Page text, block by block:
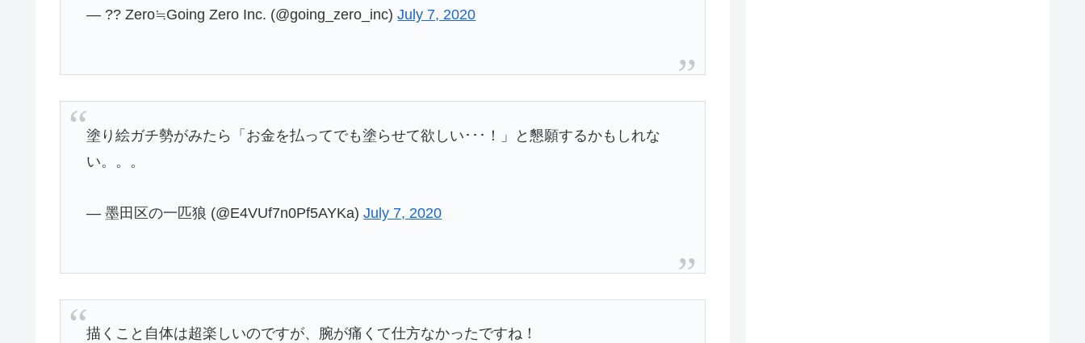
— ?? Zero≒Going Zero Inc. (@going_zero_inc)July 7, 2020
塗り絵ガチ勢がみたら「お金を払ってでも塗らせて欲しい･･･！」と懇願するかもしれな
い。。。
— 墨田区の一匹狼 (@E4VUf7n0Pf5AYKa)July 7, 2020
描くこと自体は超楽しいのですが、腕が痛くて仕方なかったですね！